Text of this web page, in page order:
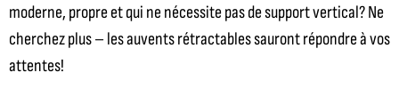
moderne, propre et qui ne nécessite pas de support vertical?Ne
cherchez plus – les auvents rétractables sauront répondre à vos
attentes!